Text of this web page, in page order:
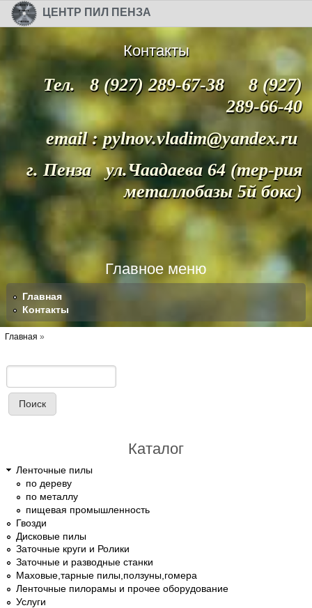
Перейти к основному содержанию
Skip to search
ЦЕНТР ПИЛ ПЕНЗА
Контакты
Тел. 8 (927) 289-67-38 8 (927)
289-66-40
email : pylnov.vladim@yandex.ru
г. Пенза ул.Чаадаева 64 (тер-рия
металлобазы 5й бокс)
Главное меню
Главная
Контакты
Вы здесь
Главная »
Поиск
Каталог
Ленточные пилы
по дереву
по металлу
пищевая промышленность
Гвозди
Дисковые пилы
Заточные круги и Ролики
Заточные и разводные станки
Маховые,тарные пилы,ползуны,гомера
Ленточные пилорамы и прочее оборудование
Услуги